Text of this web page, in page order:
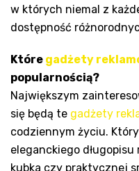
w których niemal z
dostępność
Które gadżety
popularnością?
Największym
się będą te gadżety
codziennym życiu.
eleganckiego
kubka czy praktycznej